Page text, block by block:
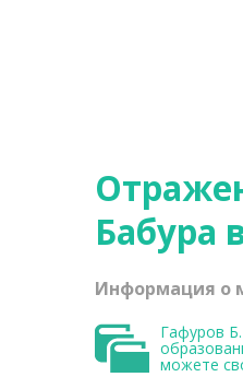
Бабура
Информация о
Гафуров
можете